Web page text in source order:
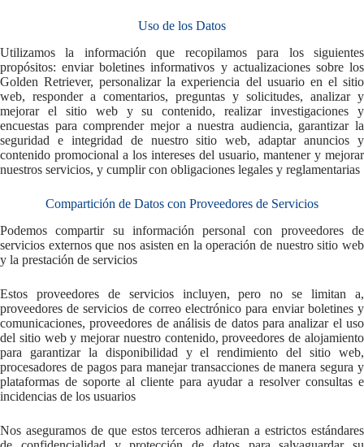
Uso de los Datos
Utilizamos la información que recopilamos para los siguientes
propósitos: enviar boletines informativos y actualizaciones sobre los
Golden Retriever, personalizar la experiencia del usuario en el sitio
web, responder a comentarios, preguntas y solicitudes, analizar y
mejorar el sitio web y su contenido, realizar investigaciones y
encuestas para comprender mejor a nuestra audiencia, garantizar la
seguridad e integridad de nuestro sitio web, adaptar anuncios y
contenido promocional a los intereses del usuario, mantener y mejorar
nuestros servicios, y cumplir con obligaciones legales y reglamentarias
Compartición de Datos con Proveedores de Servicios
Podemos compartir su información personal con proveedores de
servicios externos que nos asisten en la operación de nuestro sitio web
y la prestación de servicios
Estos proveedores de servicios incluyen, pero no se limitan a,
proveedores de servicios de correo electrónico para enviar boletines y
comunicaciones, proveedores de análisis de datos para analizar el uso
del sitio web y mejorar nuestro contenido, proveedores de alojamiento
para garantizar la disponibilidad y el rendimiento del sitio web,
procesadores de pagos para manejar transacciones de manera segura y
plataformas de soporte al cliente para ayudar a resolver consultas e
incidencias de los usuarios
Nos aseguramos de que estos terceros adhieran a estrictos estándares